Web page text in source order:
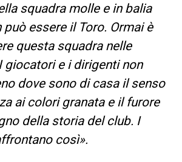
squadra molle e in balia
può essere il Toro. Ormai è
questa squadra nelle
giocatori e i dirigenti non
dove sono di casa il senso
ai colori granata e il furore
della storia del club. I
così».